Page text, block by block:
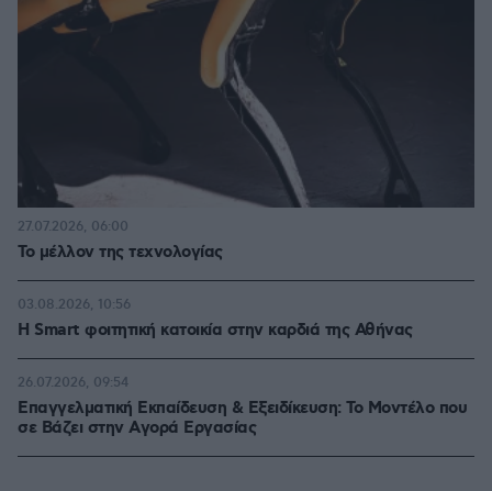
Το μέλλον της τεχνολογίας
27.07.2026, 06:00
Η Smart φοιτητική κατοικία στην καρδιά της Αθήνας
03.08.2026, 10:56
Επαγγελματική Εκπαίδευση & Εξειδίκευση: Το Mοντέλο που
σε Bάζει στην Aγορά Eργασίας
26.07.2026, 09:54